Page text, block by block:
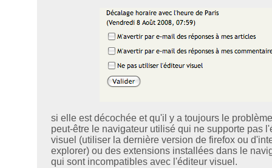
si elle est décochée et qu'il y a toujours le
peut-être le navigateur utilisé qui ne supporte pas
visuel (utiliser la dernière version de firefox ou
explorer) ou des extensions installées dans le
qui sont incompatibles avec l'éditeur visuel.